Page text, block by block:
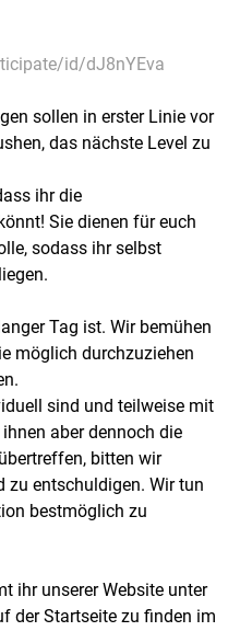
id/dJ8nYEva
sollen in erster Linie vor
das nächste Level zu
ihr die
Sie dienen für euch
sodass ihr selbst
Tag ist. Wir bemühen
möglich durchzuziehen
sind und teilweise mit
aber dennoch die
bitten wir
zu entschuldigen. Wir tun
bestmöglich zu
ihr unserer Website unter
der Startseite zu finden im